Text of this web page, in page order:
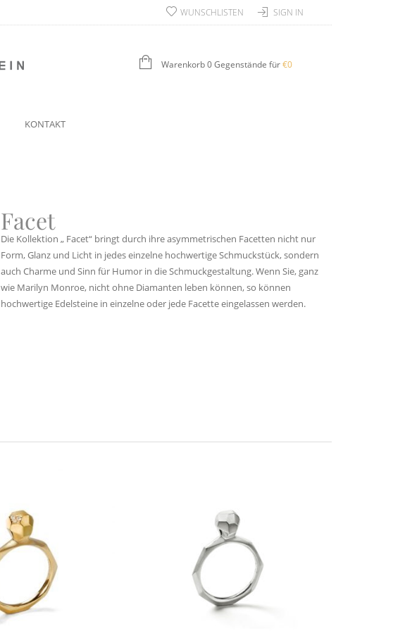
SIGN IN
WUNSCHLISTEN
Warenkorb 0 Gegenstände für€0
KONTAKT
Facet
Die Kollektion „ Facet“ bringt durch ihre asymmetrischen Facetten nicht nur
Form, Glanz und Licht in jedes einzelne hochwertige Schmuckstück, sondern
auch Charme und Sinn für Humor in die Schmuckgestaltung. Wenn Sie, ganz
wie Marilyn Monroe, nicht ohne Diamanten leben können, so können
hochwertige Edelsteine in einzelne oder jede Facette eingelassen werden.